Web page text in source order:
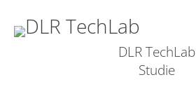
DLR TechLab
Studie